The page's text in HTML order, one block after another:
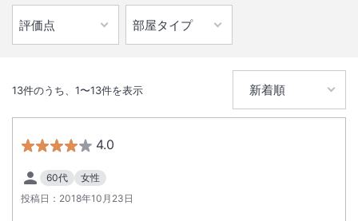
13件のうち、 1〜13件を表示
4.0
60代
女性
投稿日： 2018年10月23日